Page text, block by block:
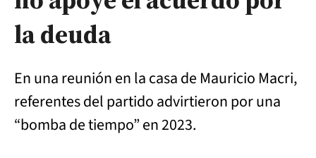
la deuda
En una reunión en la casa de Mauricio Macri,
referentes del partido advirtieron por una
“bomba de tiempo” en 2023.